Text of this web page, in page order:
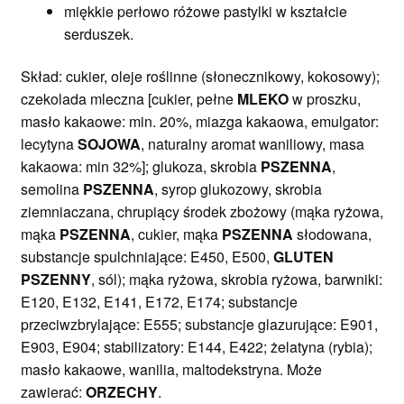
miękkie perłowo różowe pastylki w kształcie
serduszek.
Skład: cukier, oleje roślinne (słonecznikowy, kokosowy);
czekolada mleczna [cukier, pełne MLEKOw proszku,
masło kakaowe: min. 20%, miazga kakaowa, emulgator:
lecytynaSOJOWA, naturalny aromat waniliowy, masa
kakaowa: min 32%]; glukoza, skrobia PSZENNA,
semolina PSZENNA, syrop glukozowy, skrobia
ziemniaczana, chrupiący środek zbożowy (mąka ryżowa,
mąka PSZENNA, cukier, mąka PSZENNA słodowana,
substancje spulchniające: E450, E500, GLUTEN
PSZENNY, sól); mąka ryżowa, skrobia ryżowa, barwniki:
E120, E132, E141, E172, E174; substancje
przeciwzbrylające: E555; substancje glazurujące: E901,
E903, E904; stabilizatory: E144, E422; żelatyna (rybia);
masło kakaowe, wanilia, maltodekstryna. Może
zawierać: ORZECHY.